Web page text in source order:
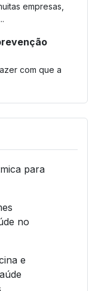
empresas,
com que a
para
no
e